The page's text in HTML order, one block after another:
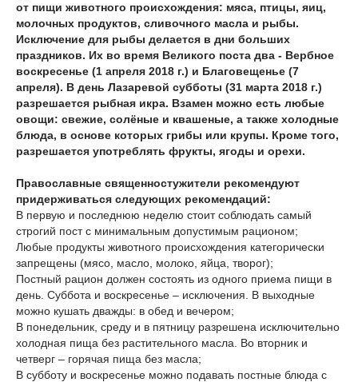
от пищи животного происхождения: мяса, птицы, яиц,
молочных продуктов, сливочного масла и рыбы.
Исключение для рыбы делается в дни больших
праздников. Их во время Великого поста два - Вербное
воскресенье (1 апреля 2018 г.) и Благовещенье (7
апреля). В день Лазаревой субботы (31 марта 2018 г.)
разрешается рыбная икра. Взамен можно есть любые
овощи: свежие, солёные и квашеные, а также холодные
блюда, в основе которых грибы или крупы. Кроме того,
разрешается употреблять фрукты, ягоды и орехи.
Православные священностужители рекомендуют
придерживаться следующих рекомендаций:
В первую и последнюю неделю стоит соблюдать самый
строгий пост с минимальным допустимым рационом;
Любые продукты животного происхождения категорически
запрещены (мясо, масло, молоко, яйца, творог);
Постный рацион должен состоять из одного приема пищи в
день. Суббота и воскресенье – исключения. В выходные
можно кушать дважды: в обед и вечером;
В понедельник, среду и в пятницу разрешена исключительно
холодная пища без растительного масла. Во вторник и
четверг – горячая пища без масла;
В субботу и воскресенье можно подавать постные блюда с